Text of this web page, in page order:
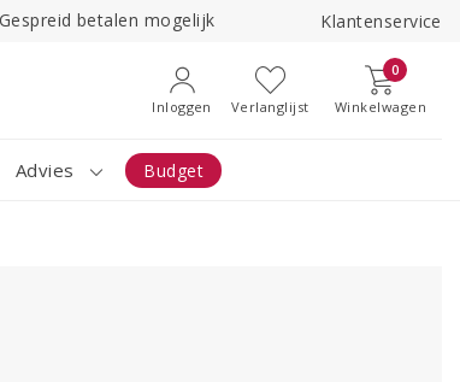
Gespreid betalen mogelijk Klantenservice
Inloggen Verlanglijst
0
Winkelwagen
Advies Budget